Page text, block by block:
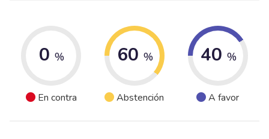
0 %
En contra
60 %
Abstención
40 %
A favor